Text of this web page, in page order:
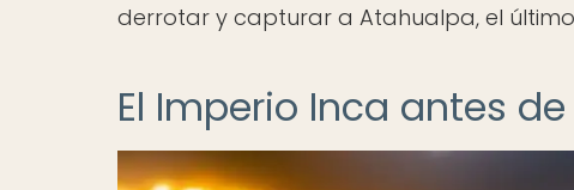
derrotar y capturar a Atahualpa, el
El Imperio Inca antes